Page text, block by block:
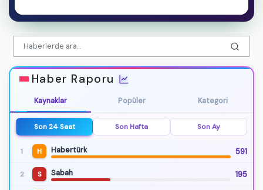
Haber Raporu
Kaynaklar Popüler Kategori
Son 24 Saat Son Hafta Son Ay
1 H Habertürk 591
2 S Sabah 195